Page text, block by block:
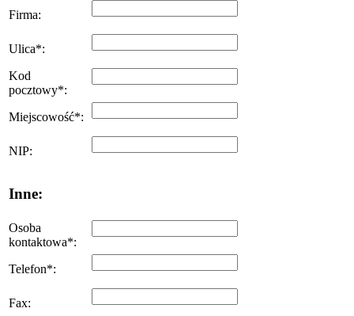
Firma:
Ulica*:
Kod
pocztowy*:
Miejscowość*:
NIP:
Inne:
Osoba
kontaktowa*:
Telefon*:
Fax: